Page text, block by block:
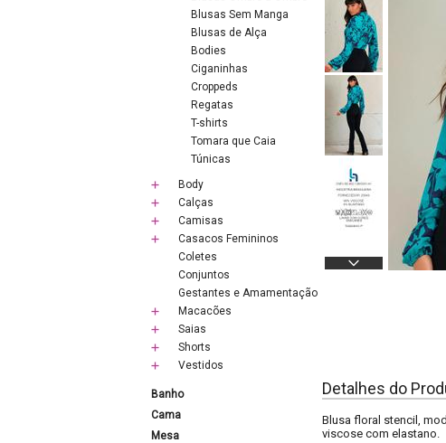
Blusas Sem Manga
Blusas de Alça
Bodies
Ciganinhas
Croppeds
Regatas
T-shirts
Tomara que Caia
Túnicas
Body
Calças
Camisas
Casacos Femininos
Coletes
Conjuntos
Gestantes e Amamentação
Macacões
Saias
Shorts
Vestidos
Banho
Cama
Mesa
Detalhes do
Blusa floral stencil,
viscose com elastano.